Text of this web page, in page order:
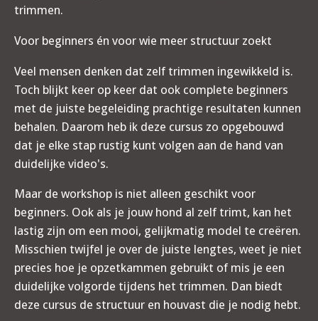
trimmen.
Voor beginners én voor wie meer structuur zoekt
Veel mensen denken dat zelf trimmen ingewikkeld is.
Toch blijkt keer op keer dat ook complete beginners
met de juiste begeleiding prachtige resultaten kunnen
behalen. Daarom heb ik deze cursus zo opgebouwd
dat je elke stap rustig kunt volgen aan de hand van
duidelijke video's.
Maar de workshop is niet alleen geschikt voor
beginners. Ook als je jouw hond al zelf trimt, kan het
lastig zijn om een mooi, gelijkmatig model te creëren.
Misschien twijfel je over de juiste lengtes, weet je niet
precies hoe je opzetkammen gebruikt of mis je een
duidelijke volgorde tijdens het trimmen. Dan biedt
deze cursus de structuur en houvast die je nodig hebt.